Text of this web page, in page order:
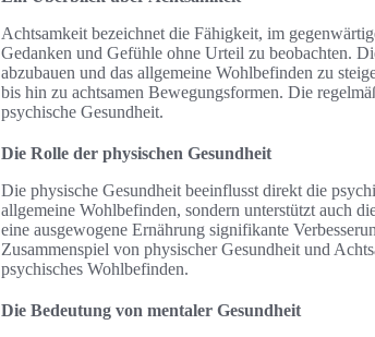
Achtsamkeit bezeichnet die Fähigkeit, im
Gedanken und Gefühle ohne Urteil zu beobachten.
abzubauen und das allgemeine Wohlbefinden zu
bis hin zu achtsamen Bewegungsformen. Die
psychische Gesundheit.
Die Rolle der physischen Gesundheit
Die physische Gesundheit beeinflusst direkt die
allgemeine Wohlbefinden, sondern unterstützt auch
eine ausgewogene Ernährung signifikante
Zusammenspiel von physischer Gesundheit und
psychisches Wohlbefinden.
Die Bedeutung von mentaler Gesundheit